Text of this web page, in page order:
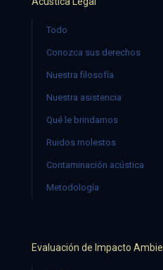
Todo
Conozca sus derechos
Nuestra filosofía
Nuestra asistencia
Qué le brindamos
Ruidos molestos
Contaminación acústica
Metodología
Evaluación de Impacto